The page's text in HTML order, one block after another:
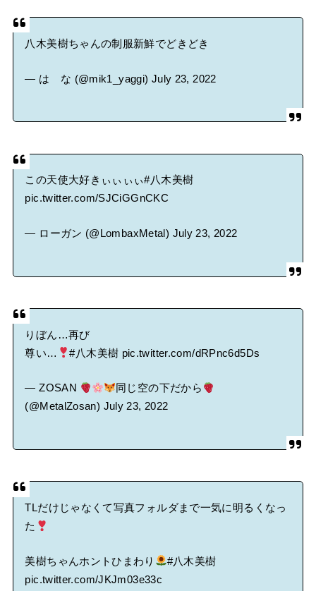
八木美樹ちゃんの制服新鮮でどきどき
— は な (@mik1_yaggi) July 23, 2022
この天使大好きぃぃぃぃ#八木美樹
pic.twitter.com/SJCiGGnCKC
— ローガン (@LombaxMetal) July 23, 2022
りぼん…再び
尊い…
#八木美樹 pic.twitter.com/dRPnc6d5Ds
— ZOSAN
同じ空の下だから
(@MetalZosan) July 23, 2022
TLだけじゃなくて写真フォルダまで一気に明るくなっ
た
美樹ちゃんホントひまわり
#八木美樹
pic.twitter.com/JKJm03e33c